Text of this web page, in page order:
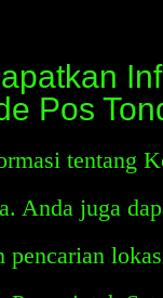
Pos
tentang
Anda juga